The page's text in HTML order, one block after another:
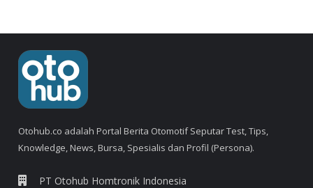
Otohub.co adalah Portal Berita Otomotif Seputar Test, Tips,
Knowledge, News, Bursa, Spesialis dan Profil (Persona).
PT Otohub Homtronik Indonesia